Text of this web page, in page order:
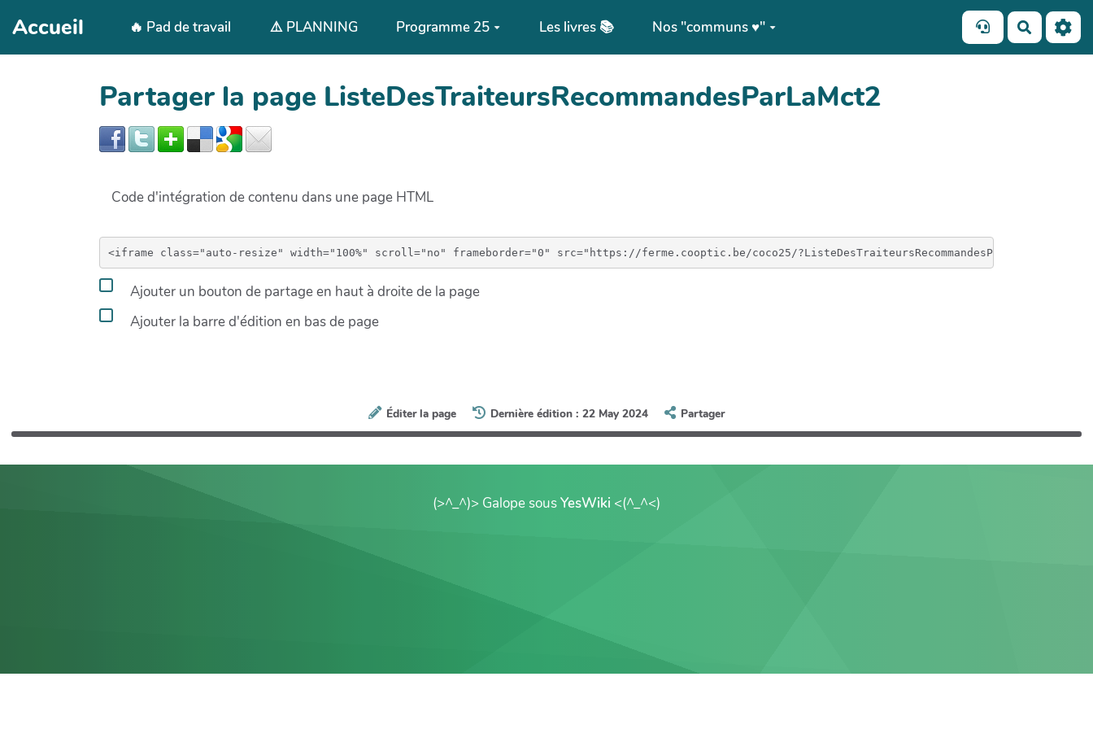
Aller au contenu principal
Accueil 🔥 Pad de travail ⚠️ PLANNING Programme 25 Les livres 📚 Nos "communs ♥️"
Partager la page ListeDesTraiteursRecommandesParLaMct2
Code d'intégration de contenu dans une page HTML
Ajouter un bouton de partage en haut à droite de la page
Ajouter la barre d'édition en bas de page
Éditer la page Dernière édition : 22 May 2024 Partager
(>^_^)> Galope sousYesWiki <(^_^<)